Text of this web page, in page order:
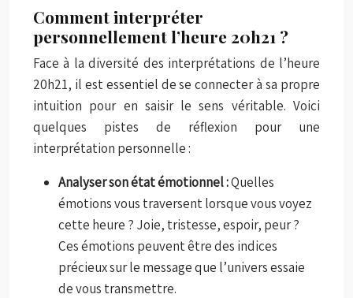
Comment interpréter
personnellement l’heure 20h21 ?
Face à la diversité des interprétations de l’heure
20h21, il est essentiel de se connecter à sa propre
intuition pour en saisir le sens véritable. Voici
quelques pistes de réflexion pour une
interprétation personnelle :
Analyser son état émotionnel :Quelles
émotions vous traversent lorsque vous voyez
cette heure ? Joie, tristesse, espoir, peur ?
Ces émotions peuvent être des indices
précieux sur le message que l’univers essaie
de vous transmettre.